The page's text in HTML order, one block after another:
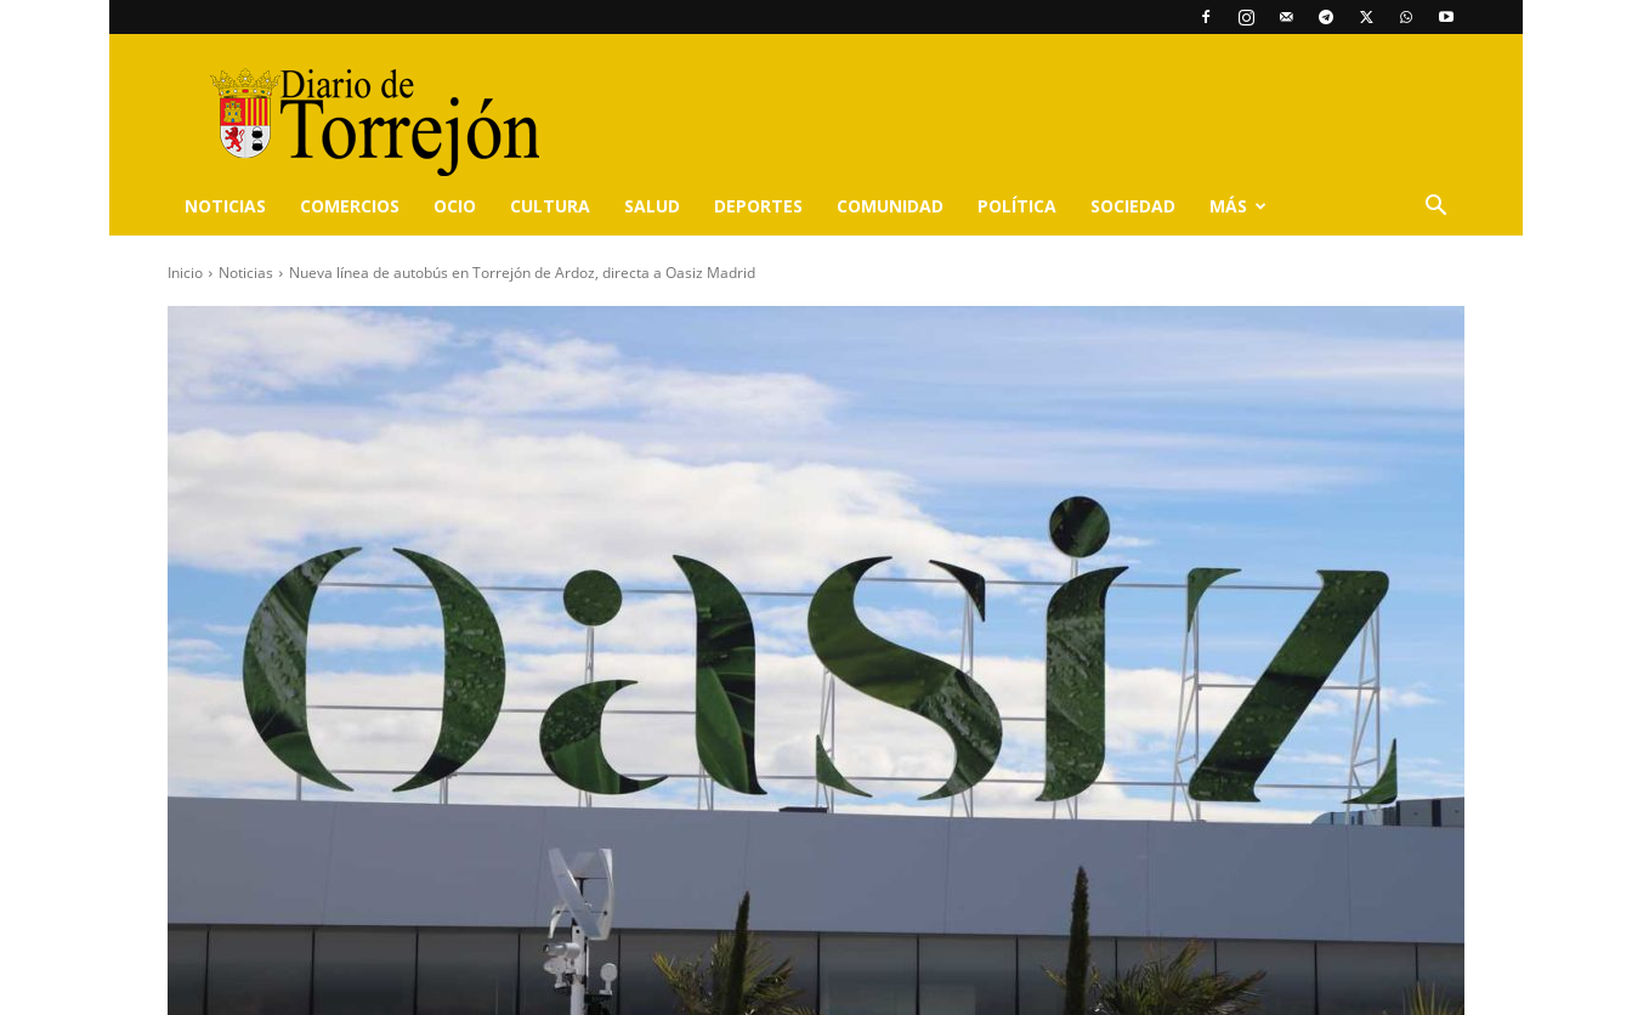
Diario
de
Torrejón
NOTICIAS COMERCIOS OCIO CULTURA SALUD DEPORTES COMUNIDAD POLÍTICA SOCIEDAD MÁS
Inicio Noticias Nueva línea de autobús en Torrejón de Ardoz, directa a Oasiz Madrid